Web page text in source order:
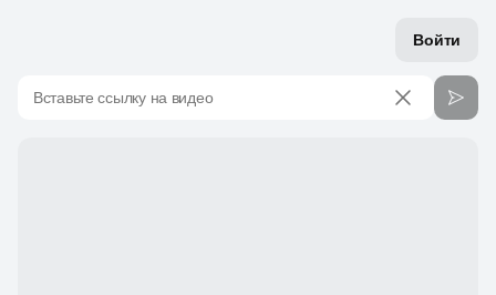
Войти
Вставьте ссылку на видео